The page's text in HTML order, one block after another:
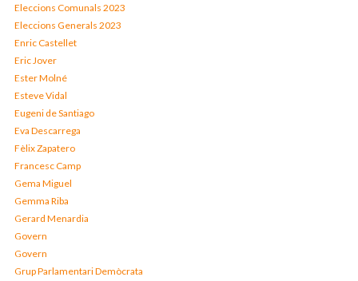
Eleccions Comunals 2023
Eleccions Generals 2023
Enric Castellet
Eric Jover
Ester Molné
Esteve Vidal
Eugeni de Santiago
Eva Descarrega
Fèlix Zapatero
Francesc Camp
Gema Miguel
Gemma Riba
Gerard Menardia
Govern
Govern
Grup Parlamentari Demòcrata